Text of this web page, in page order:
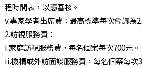
程時間表，以憑審核。
v.專家學者出席費：最高標準每次會議為
2.訪視服務費：
i.家庭訪視服務費，每名個案每次700元。
ii.機構或外訪面談服務費，每名個案每次